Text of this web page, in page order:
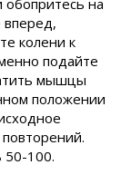
обопритесь на
вперед,
колени к
подайте
мышцы
положении
50-100.